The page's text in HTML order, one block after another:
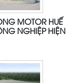
MOTOR HUẾ
NGHIỆP HIỆN